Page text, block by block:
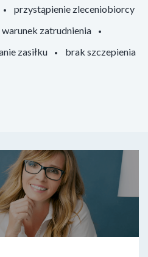
przystąpienie zleceniobiorcy
zatrudnienia
zasiłku
brak szczepienia